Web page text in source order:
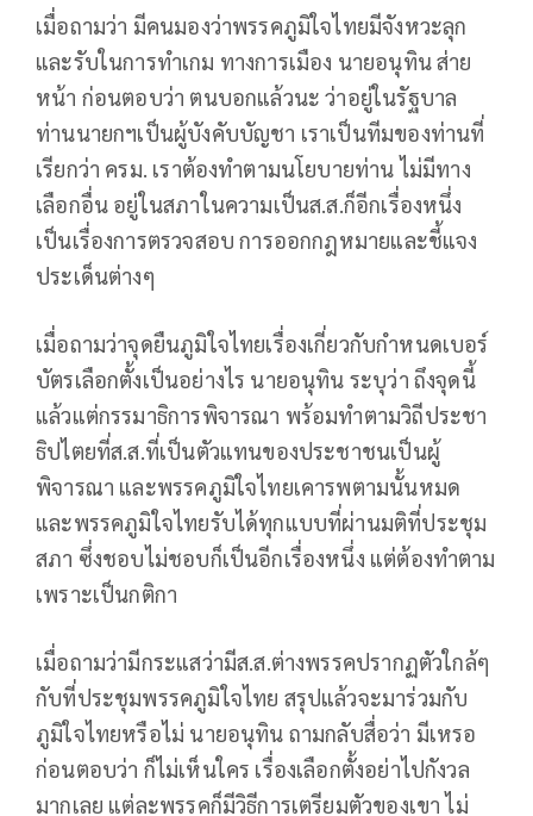
เมื่อถามว่า มีคนมองว่าพรรคภูมิใจไทยมีจังหวะลุก
และรับในการทำเกม ทางการเมือง นายอนุทิน ส่าย
หน้า ก่อนตอบว่า ตนบอกแล้วนะ ว่าอยู่ในรัฐบาล
ท่านนายกฯเป็นผู้บังคับบัญชา เราเป็นทีมของท่านที่
เรียกว่า ครม. เราต้องทำตามนโยบายท่าน ไม่มีทาง
เลือกอื่น อยู่ในสภาในความเป็นส.ส.ก็อีกเรื่องหนึ่ง
เป็นเรื่องการตรวจสอบ การออกกฎหมายและชี้แจง
ประเด็นต่างๆ
เมื่อถามว่าจุดยืนภูมิใจไทยเรื่องเกี่ยวกับกำหนดเบอร์
บัตรเลือกตั้งเป็นอย่างไร นายอนุทิน ระบุว่า ถึงจุดนี้
แล้วแต่กรรมาธิการพิจารณา พร้อมทำตามวิถีประชา
ธิปไตยที่ส.ส.ที่เป็นตัวแทนของประชาชนเป็นผู้
พิจารณา และพรรคภูมิใจไทยเคารพตามนั้นหมด
และพรรคภูมิใจไทยรับได้ทุกแบบที่ผ่านมติที่ประชุม
สภา ซึ่งชอบไม่ชอบก็เป็นอีกเรื่องหนึ่ง แต่ต้องทำตาม
เพราะเป็นกติกา
เมื่อถามว่ามีกระแสว่ามีส.ส.ต่างพรรคปรากฏตัวใกล้ๆ
กับที่ประชุมพรรคภูมิใจไทย สรุปแล้วจะมาร่วมกับ
ภูมิใจไทยหรือไม่ นายอนุทิน ถามกลับสื่อว่า มีเหรอ
ก่อนตอบว่า ก็ไม่เห็นใคร เรื่องเลือกตั้งอย่าไปกังวล
มากเลย แต่ละพรรคก็มีวิธีการเตรียมตัวของเขา ไม่